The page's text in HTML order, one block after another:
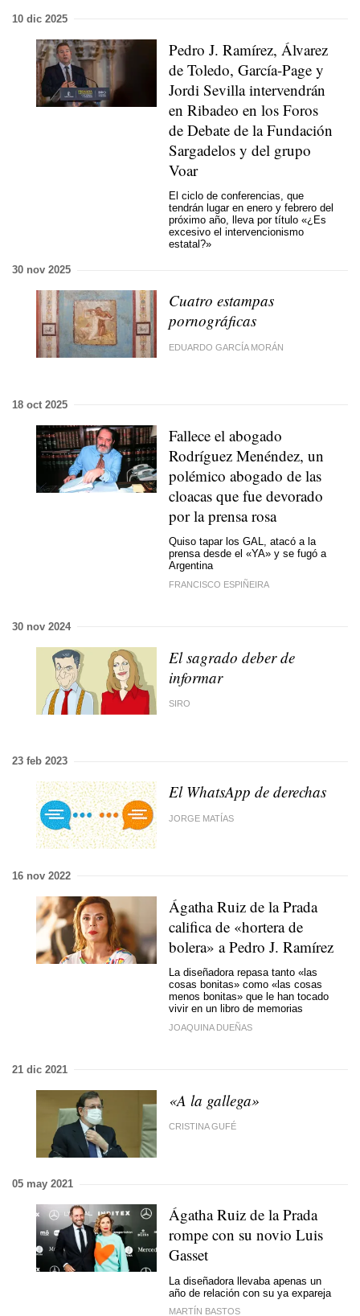
10 dic 2025
Pedro J. Ramírez, Álvarez
de Toledo, García-Page y
Jordi Sevilla intervendrán
en Ribadeo en los Foros
de Debate de la Fundación
Sargadelos y del grupo
Voar
El ciclo de conferencias, que
tendrán lugar en enero y febrero del
próximo año, lleva por título «¿Es
excesivo el intervencionismo
estatal?»
30 nov 2025
Cuatro estampas
pornográficas
EDUARDO GARCÍA MORÁN
18 oct 2025
Fallece el abogado
Rodríguez Menéndez, un
polémico abogado de las
cloacas que fue devorado
por la prensa rosa
Quiso tapar los GAL, atacó a la
prensa desde el «YA» y se fugó a
Argentina
FRANCISCO ESPIÑEIRA
30 nov 2024
El sagrado deber de
informar
SIRO
23 feb 2023
El WhatsApp de derechas
JORGE MATÍAS
16 nov 2022
Ágatha Ruiz de la Prada
califica de «hortera de
bolera» a Pedro J. Ramírez
La diseñadora repasa tanto «las
cosas bonitas» como «las cosas
menos bonitas» que le han tocado
vivir en un libro de memorias
JOAQUINA DUEÑAS
21 dic 2021
«A la gallega»
CRISTINA GUFÉ
05 may 2021
Ágatha Ruiz de la Prada
rompe con su novio Luis
Gasset
La diseñadora llevaba apenas un
año de relación con su ya expareja
MARTÍN BASTOS